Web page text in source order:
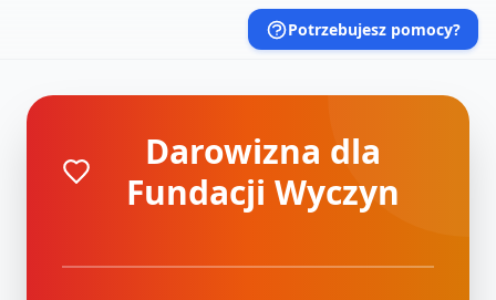
Potrzebujesz pomocy?
Darowizna dla
Fundacji Wyczyn